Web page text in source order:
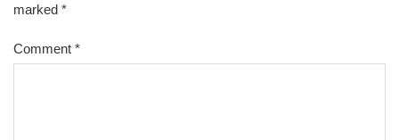
marked *
Comment *